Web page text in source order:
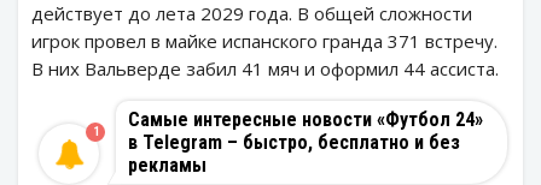
действует до лета 2029 года. В общей сложности
игрок провел в майке испанского гранда 371 встречу.
В них Вальверде забил 41 мяч и оформил 44 ассиста.
Самые интересные новости «Футбол 24»
в Telegram – быстро, бесплатно и без
рекламы
1